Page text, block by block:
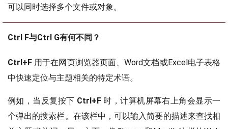
可以同时选择多个文件或对象。
Ctrl F与Ctrl G有何不同？
Ctrl+F 用于在网页浏览器页面、Word文档或Excel电子表格
中快速定位与主题相关的特定术语。
例如，当反复按下 Ctrl+F时，计算机屏幕右上角会显示一
个弹出的搜索栏。在该栏中，可以输入简要的描述来查找相